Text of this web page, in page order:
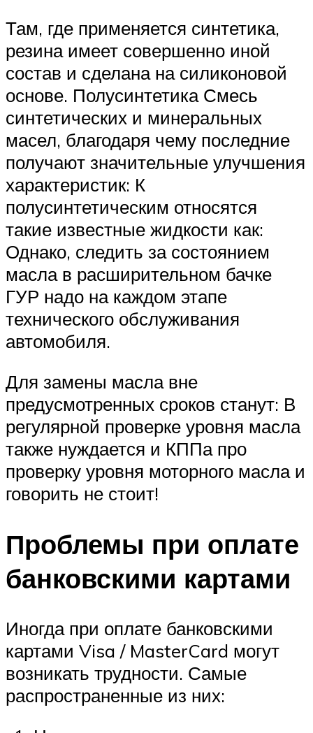
Там, где применяется синтетика,
резина имеет совершенно иной
состав и сделана на силиконовой
основе. Полусинтетика Смесь
синтетических и минеральных
масел, благодаря чему последние
получают значительные улучшения
характеристик: К
полусинтетическим относятся
такие известные жидкости как:
Однако, следить за состоянием
масла в расширительном бачке
ГУР надо на каждом этапе
технического обслуживания
автомобиля.
Для замены масла вне
предусмотренных сроков станут: В
регулярной проверке уровня масла
также нуждается и КППа про
проверку уровня моторного масла и
говорить не стоит!
Проблемы при оплате
банковскими картами
Иногда при оплате банковскими
картами Visa / MasterCard могут
возникать трудности. Самые
распространенные из них: